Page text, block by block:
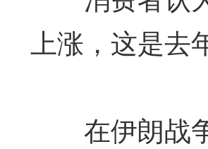
上涨，这是去
在伊朗战争